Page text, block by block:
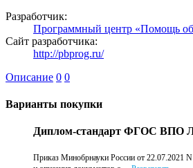
Разработчик:
Программный центр «Помощь
Сайт разработчика:
http://pbprog.ru/
Описание 0 0
Варианты покупки
Диплом-стандарт ФГОС ВПО
Приказ Минобрнауки России от 22.07.2021